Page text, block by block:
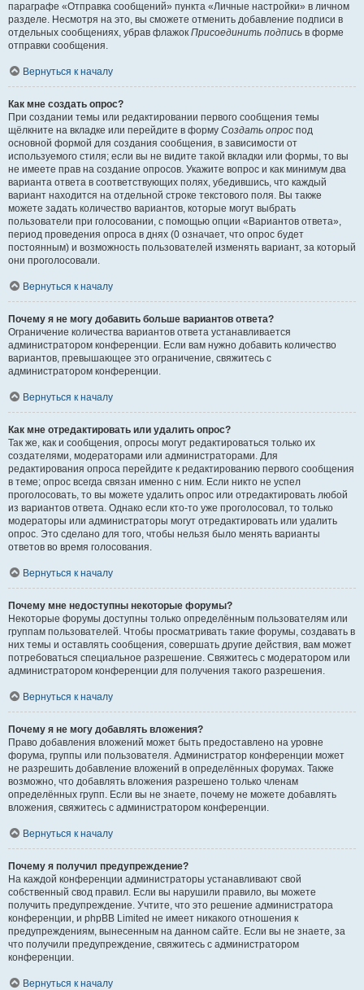
параграфе «Отправка сообщений» пункта «Личные настройки» в личном
разделе. Несмотря на это, вы сможете отменить добавление подписи в
отдельных сообщениях, убрав флажок Присоединить подпись в форме
отправки сообщения.
Вернуться к началу
Как мне создать опрос?
При создании темы или редактировании первого сообщения темы
щёлкните на вкладке или перейдите в форму Создать опрос под
основной формой для создания сообщения, в зависимости от
используемого стиля; если вы не видите такой вкладки или формы, то вы
не имеете прав на создание опросов. Укажите вопрос и как минимум два
варианта ответа в соответствующих полях, убедившись, что каждый
вариант находится на отдельной строке текстового поля. Вы также
можете задать количество вариантов, которые могут выбрать
пользователи при голосовании, с помощью опции «Вариантов ответа»,
период проведения опроса в днях (0 означает, что опрос будет
постоянным) и возможность пользователей изменять вариант, за который
они проголосовали.
Вернуться к началу
Почему я не могу добавить больше вариантов ответа?
Ограничение количества вариантов ответа устанавливается
администратором конференции. Если вам нужно добавить количество
вариантов, превышающее это ограничение, свяжитесь с
администратором конференции.
Вернуться к началу
Как мне отредактировать или удалить опрос?
Так же, как и сообщения, опросы могут редактироваться только их
создателями, модераторами или администраторами. Для
редактирования опроса перейдите к редактированию первого сообщения
в теме; опрос всегда связан именно с ним. Если никто не успел
проголосовать, то вы можете удалить опрос или отредактировать любой
из вариантов ответа. Однако если кто-то уже проголосовал, то только
модераторы или администраторы могут отредактировать или удалить
опрос. Это сделано для того, чтобы нельзя было менять варианты
ответов во время голосования.
Вернуться к началу
Почему мне недоступны некоторые форумы?
Некоторые форумы доступны только определённым пользователям или
группам пользователей. Чтобы просматривать такие форумы, создавать в
них темы и оставлять сообщения, совершать другие действия, вам может
потребоваться специальное разрешение. Свяжитесь с модератором или
администратором конференции для получения такого разрешения.
Вернуться к началу
Почему я не могу добавлять вложения?
Право добавления вложений может быть предоставлено на уровне
форума, группы или пользователя. Администратор конференции может
не разрешить добавление вложений в определённых форумах. Также
возможно, что добавлять вложения разрешено только членам
определённых групп. Если вы не знаете, почему не можете добавлять
вложения, свяжитесь с администратором конференции.
Вернуться к началу
Почему я получил предупреждение?
На каждой конференции администраторы устанавливают свой
собственный свод правил. Если вы нарушили правило, вы можете
получить предупреждение. Учтите, что это решение администратора
конференции, и phpBB Limited не имеет никакого отношения к
предупреждениям, вынесенным на данном сайте. Если вы не знаете, за
что получили предупреждение, свяжитесь с администратором
конференции.
Вернуться к началу